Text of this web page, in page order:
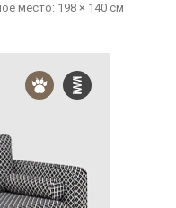
место: 198 × 140 см